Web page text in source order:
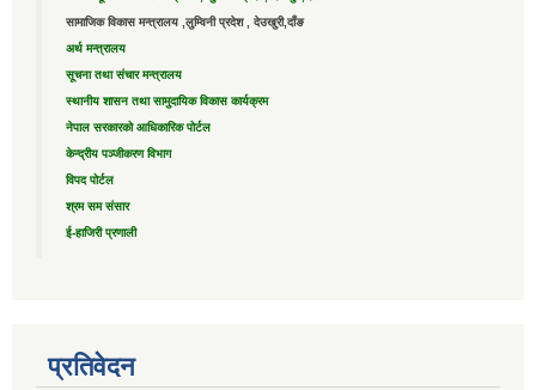
सामाजिक विकास मन्त्रालय ,लुम्विनी प्रदेश , देउखुरी,दाँङ
अर्थ मन्त्रालय
सूचना तथा संचार मन्त्रालय
स्थानीय शासन तथा सामुदायिक विकास कार्यक्रम
नेपाल सरकारको आधिकारिक पोर्टल
केन्द्रीय पञ्जीकरण विभाग
विपद पोर्टल
श्रम सम संसार
ई-हाजिरी प्रणाली
प्रतिवेदन